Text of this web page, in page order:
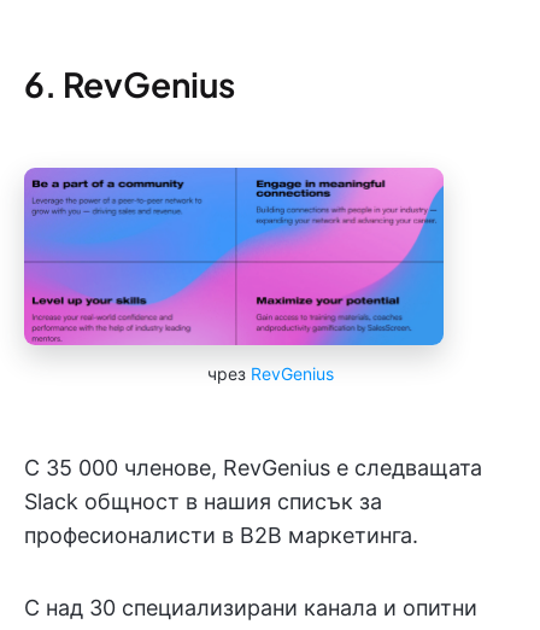
6. RevGenius
чрез RevGenius
С 35 000 членове, RevGenius е следващата
Slack общност в нашия списък за
професионалисти в B2B маркетинга.
С над 30 специализирани канала и опитни